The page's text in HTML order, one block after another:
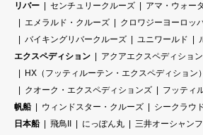
リバー
センチュリークルーズ
アマ・ウォー
エメラルド・クルーズ
クロワジーヨーロッ
バイキングリバークルーズ
ユニワールド
エクスペディション
アクアエクスペディション
HX（フッティルーテン・エクスペディション）
クオーク・エクスペディションズ
フッティ
帆船
ウィンドスター・クルーズ シークラウ
日本船
飛鳥II にっぽん丸 三井オーシャン